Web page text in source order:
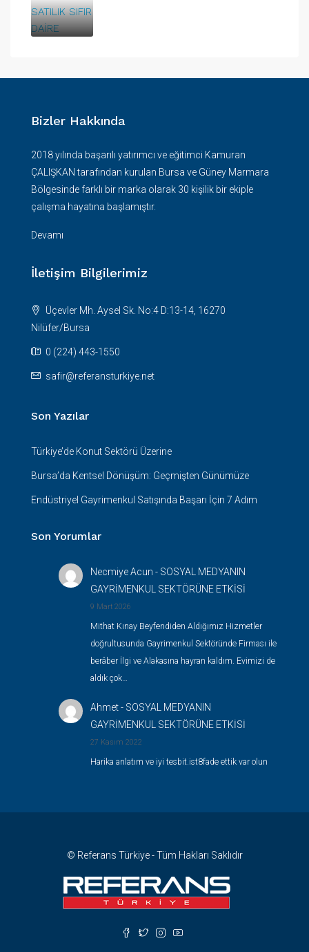
Bizler Hakkında
2018 yılında başarılı yatırımcı ve eğitimci Kamuran
ÇALIŞKAN tarafından kurulan Bursa ve Güney Marmara
Bölgesinde farklı bir marka olarak 30 kişilik bir ekiple
çalışma hayatına başlamıştır.
Devamı
İletişim Bilgilerimiz
Üçevler Mh. Aysel Sk. No:4 D:13-14, 16270
Nilüfer/Bursa
0 (224) 443-1550
safir@referansturkiye.net
Son Yazılar
Türkiye’de Konut Sektörü Üzerine
Bursa’da Kentsel Dönüşüm: Geçmişten Günümüze
Endüstriyel Gayrimenkul Satışında Başarı İçin 7 Adım
Son Yorumlar
Necmiye Acun - SOSYAL MEDYANIN
GAYRİMENKUL SEKTÖRÜNE ETKİSİ
9 Mart 2026
Mithat Kınay Beyfendiden Aldığımız Hizmetler
doğrultusunda Gayrimenkul Sektöründe Firması ile
berâber İlgi ve Alakasına hayran kaldım. Evimizi de
aldık çok…
Ahmet- SOSYAL MEDYANIN
GAYRİMENKUL SEKTÖRÜNE ETKİSİ
27 Kasım 2022
Harika anlatım ve iyi tesbit.ist8fade ettik var olun
© Referans Türkiye - Tüm Hakları Saklıdır